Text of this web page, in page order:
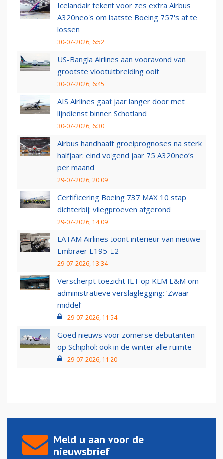
Icelandair tekent voor zes extra Airbus
A320neo's om laatste Boeing 757's af te
lossen
30-07-2026, 6:52
US-Bangla Airlines aan vooravond van
grootste vlootuitbreiding ooit
30-07-2026, 6:45
AIS Airlines gaat jaar langer door met
lijndienst binnen Schotland
30-07-2026, 6:30
Airbus handhaaft groeiprognoses na sterk
halfjaar: eind volgend jaar 75 A320neo’s
per maand
29-07-2026, 20:09
Certificering Boeing 737 MAX 10 stap
dichterbij: vliegproeven afgerond
29-07-2026, 14:09
LATAM Airlines toont interieur van nieuwe
Embraer E195-E2
29-07-2026, 13:34
Verscherpt toezicht ILT op KLM E&M om
administratieve verslaglegging: ‘Zwaar
middel’
29-07-2026, 11:54
Goed nieuws voor zomerse debutanten
op Schiphol: ook in de winter alle ruimte
29-07-2026, 11:20
Meld u aan voor de
nieuwsbrief